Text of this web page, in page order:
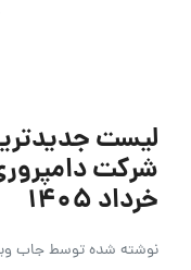
لیست
خرداد ۱۴۰۵
نوشته شده توسطجاب